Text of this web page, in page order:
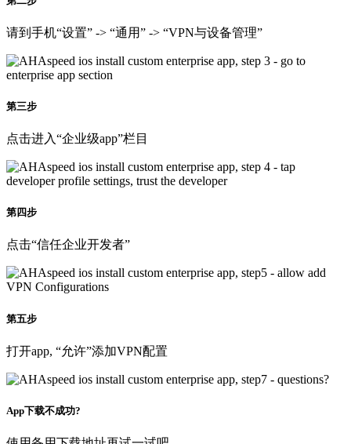
请到手机“设置” -> “通用” -> “VPN与设备管理”
第三步
点击进入“企业级app”栏目
第四步
点击“信任企业开发者”
第五步
打开app, “允许”添加VPN配置
App下载不成功?
使用备用下载地址再试一试吧